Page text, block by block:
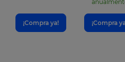
¡Compra ya! ¡Compra